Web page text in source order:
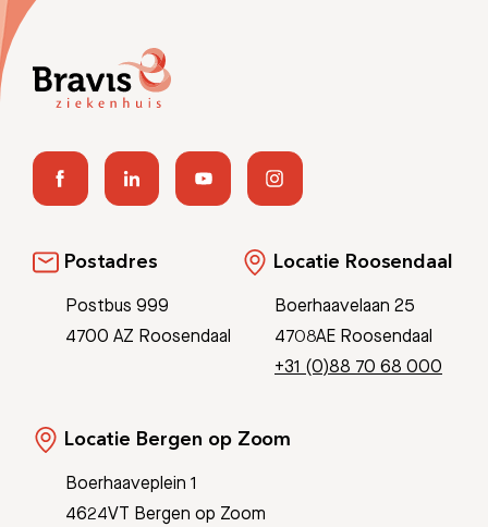
Postadres
Postbus 999
4700 AZ Roosendaal
Locatie Roosendaal
Boerhaavelaan 25
4708AE Roosendaal
+31 (0)88 70 68 000
Locatie Bergen op Zoom
Boerhaaveplein 1
4624VT Bergen op Zoom